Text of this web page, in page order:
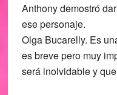
Anthony demostró
ese personaje.
Olga Bucarelly. Es
es breve pero muy
será inolvidable y